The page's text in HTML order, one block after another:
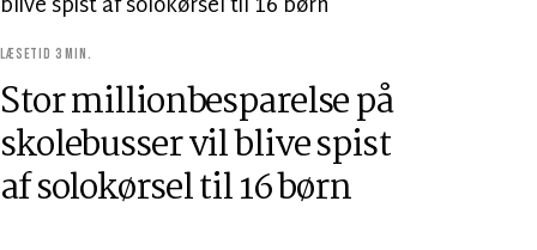
LÆSETID 3 MIN.
Stor millionbesparelse på
skolebusser vil blive spist
af solokørsel til 16 børn